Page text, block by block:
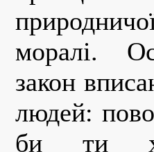
моралі.
закон
людей:
би ти